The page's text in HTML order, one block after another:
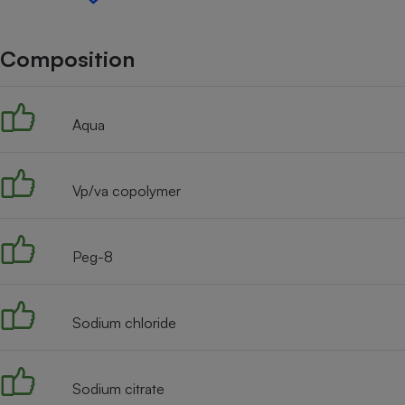
Composition
Aqua
Vp/va copolymer
Peg-8
Sodium chloride
Sodium citrate
Petit électroménager